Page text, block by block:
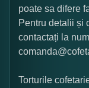
poate sa difere
Pentru detalii și
contactați la
Torturile